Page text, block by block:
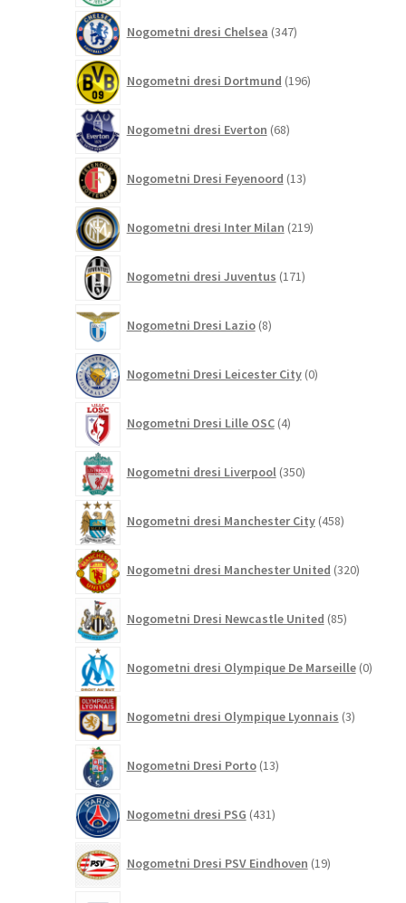
Nogometni dresi Chelsea 347izdelkov
Nogometni dresi Dortmund 196izdelkov
Nogometni dresi Everton 68izdelkov
Nogometni Dresi Feyenoord 13izdelkov
Nogometni dresi Inter Milan 219izdelkov
Nogometni dresi Juventus 171izdelkov
Nogometni Dresi Lazio 8izdelkov
Nogometni Dresi Leicester City 0izdelkov
Nogometni Dresi Lille OSC 4izdelki
Nogometni dresi Liverpool 350izdelkov
Nogometni dresi Manchester City 458izdelkov
Nogometni dresi Manchester United 320izdelkov
Nogometni Dresi Newcastle United 85izdelkov
Nogometni dresi Olympique De Marseille 0
Nogometni dresi Olympique Lyonnais 3izdelki
Nogometni Dresi Porto 13izdelkov
Nogometni dresi PSG 431izdelkov
Nogometni Dresi PSV Eindhoven 19izdelkov